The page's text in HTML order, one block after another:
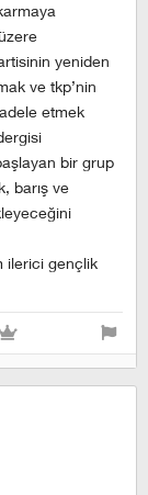
yeniden
ve tkp’nin
etmek
bir grup
barış ve
ilerici gençlik